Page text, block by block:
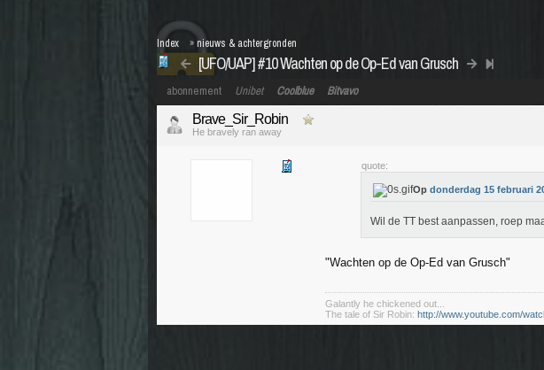
[UFO/UAP] #10 Wachten op de Op-Ed van Grusch
Index » nieuws & achtergronden
abonnement Unibet Coolblue Bitvavo
Brave_Sir_Robin
He bravely ran away
quote:
Op donderdag 15 februari
Wil de TT best aanpassen, roep
"Wachten op de Op-Ed van Grusch"
Galantly he chickened out...
The tale of Sir Robin: http://www.youtube.com/